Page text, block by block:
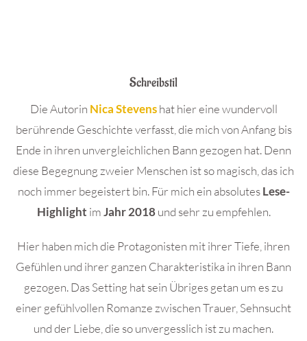
Schreibstil
Die Autorin Nica Stevens hat hier eine wundervoll
berührende Geschichte verfasst, die mich von Anfang bis
Ende in ihren unvergleichlichen Bann gezogen hat. Denn
diese Begegnung zweier Menschen ist so magisch, das ich
noch immer begeistert bin. Für mich ein absolutesLese-
Highlight imJahr 2018und sehr zu empfehlen.
Hier haben mich die Protagonisten mit ihrer Tiefe, ihren
Gefühlen und ihrer ganzen Charakteristika in ihren Bann
gezogen. Das Setting hat sein Übriges getan um es zu
einer gefühlvollen Romanze zwischen Trauer, Sehnsucht
und der Liebe, die so unvergesslich ist zu machen.